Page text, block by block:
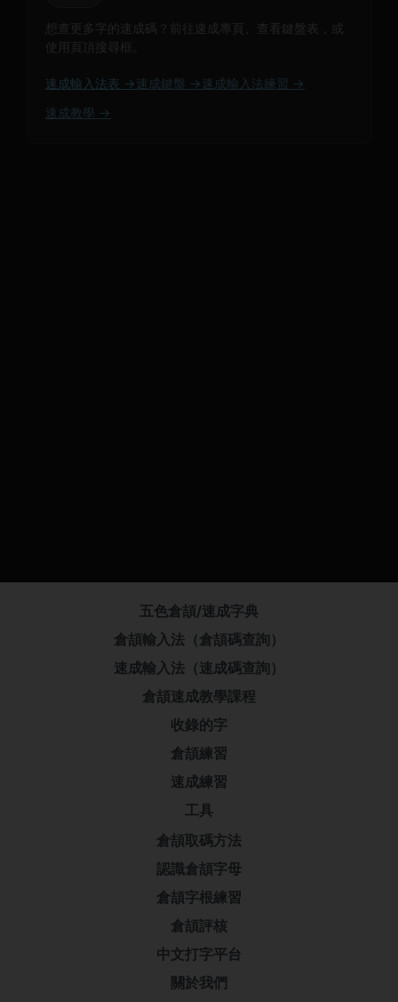
想查更多字的速成碼？前往速成專頁、查看鍵盤表，或
使用頁頂搜尋框。
速成輸入法表 → 速成鍵盤 → 速成輸入法練習 →
速成教學 →
五色倉頡/速成字典
倉頡輸入法（倉頡碼查詢）
速成輸入法（速成碼查詢）
倉頡速成教學課程
收錄的字
倉頡練習
速成練習
工具
倉頡取碼方法
認識倉頡字母
倉頡字根練習
倉頡評核
中文打字平台
關於我們